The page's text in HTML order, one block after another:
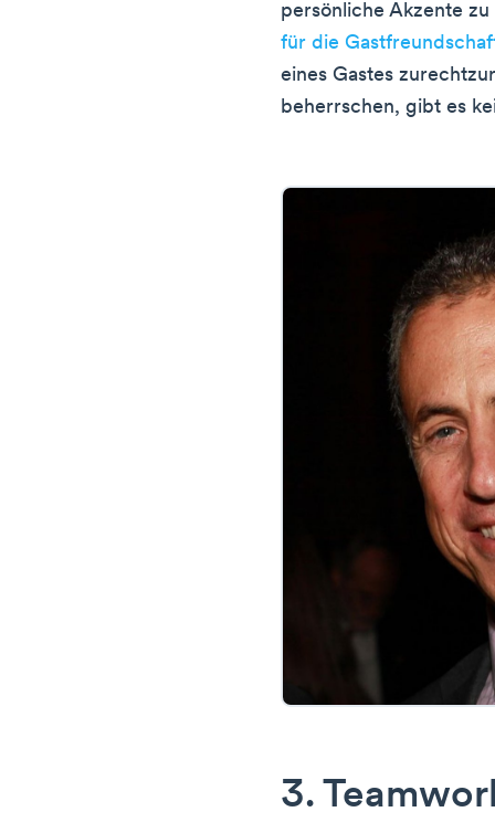
persönliche Akzente
für die
eines Gastes
beherrschen, gibt es
3.